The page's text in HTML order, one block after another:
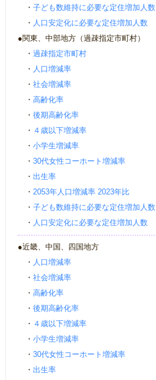
・ 子ども数維持に必要な定住増加人数
・ 人口安定化に必要な定住増加人数
●関東、中部地方（過疎指定市町村）
・ 過疎指定市町村
・ 人口増減率
・ 社会増減率
・ 高齢化率
・ 後期高齢化率
・ ４歳以下増減率
・ 小学生増減率
・ 30代女性コーホート増減率
・ 出生率
・ 2053年人口増減率 2023年比
・ 子ども数維持に必要な定住増加人数
・ 人口安定化に必要な定住増加人数
●近畿、中国、四国地方
・ 人口増減率
・ 社会増減率
・ 高齢化率
・ 後期高齢化率
・ ４歳以下増減率
・ 小学生増減率
・ 30代女性コーホート増減率
・ 出生率